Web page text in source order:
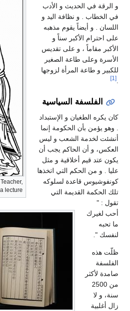
lecture
و الرقة في الحديث و الأدب
في الخطاب . و نظافة اليد و
اللسان . و أيضاً يقوم مذهبه
على احترام الأكبر سناً و
الأكبر مقاماً ، و على تقديس
الأسرة وعلى طاعة الصغير
للكبير و طاعة المرأة لزوجها
[1]
الفلسفة السياسية
كان يكره الطغيان و الإستبداد
. وهو يؤمن بأن الحكومة إنما
أنشئت لخدمة الشعب و ليس
العكس، و أن الحاكم يجب أن
يكون عتد قيم أخلاقية و مثل
عليا . و من الحكم التي اتخذها
كونفوشيوس قاعدة لسلوكه
تلك الحكمة القديمة التي
تقول : "
أحب لغيرك
ما تحبه
لنفسك ".
ظلّت هذه
الفلسفة
صامدة لأكثر
من 2500
سنة، و لا
زال أغلبية